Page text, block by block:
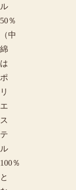
ル
50％
（中
綿
は
ポ
リ
エ
ス
テ
ル
100％
と